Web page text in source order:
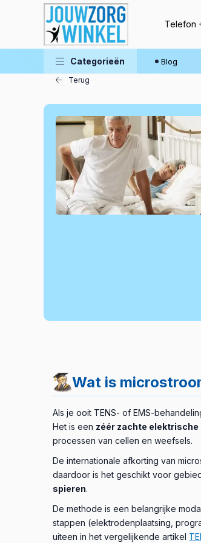
Telefon
Categorieën Blog
Terug
Wat is
Als je ooit TENS- of EMS-
Het is een zéér zachte elektrische
processen van cellen en weefsels.
De internationale afkorting van
daardoor is het geschikt voor
spieren.
De methode is een belangrijke
stappen (elektrodenplaatsing,
uiteen in het vergelijkende artikel